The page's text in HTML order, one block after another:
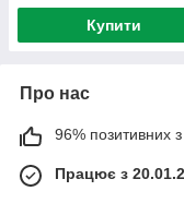
Купити
Про нас
96% позитивних з
Працює з